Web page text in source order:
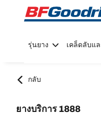
Go to page content
Go to
รุ่นยาง เคล็ดลับแ
กลับ
ยางบริการ 1888